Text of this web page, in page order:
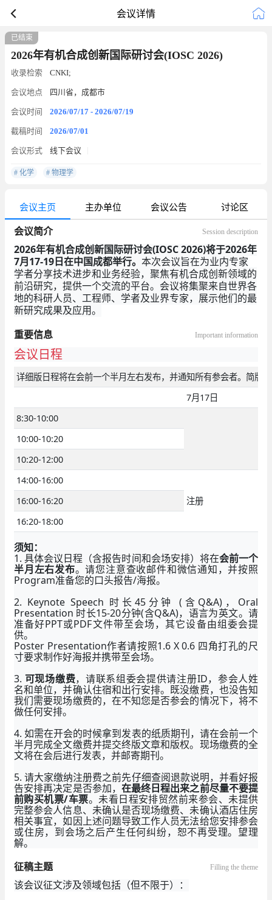
会议详情
已结束
2026年有机合成创新国际研讨会(IOSC 2026)
收录检索 CNKI;
会议地点 四川省，成都市
会议时间 2026/07/17 - 2026/07/19
截稿时间 2026/07/01
会议形式 线下会议
# 化学 # 物理学
会议主页 主办单位 会议公告 讨论区
会议简介 Session description
2026年有机合成创新国际研讨会(IOSC 2026)将于2026年
7月17-19日在中国成都举行。本次会议旨在为业内专家
学者分享技术进步和业务经验，聚焦有机合成创新领域的
前沿研究，提供一个交流的平台。会议将集聚来自世界各
地的科研人员、工程师、学者及业界专家，展示他们的最
新研究成果及应用。
重要信息 Important information
会议日程
详细版日程将在会前一个半月左右发布，并通知所有参会者。简版
7月17日
8:30-10:00
10:00-10:20
10:20-12:00
14:00-16:00
注册
16:00-16:20
16:20-18:00
须知：
1. 具体会议日程（含报告时间和会场安排）将在会前一个
半月左右发布。请您注意查收邮件和微信通知，并按照
Program准备您的口头报告/海报。
2. Keynote Speech 时长45分钟 (含Q&A)，Oral
Presentation 时长15-20分钟(含Q&A)，语言为英文。请
准备好PPT或PDF文件带至会场，其它设备由组委会提
供。
Poster Presentation作者请按照1.6 X 0.6 四角打孔的尺
寸要求制作好海报并携带至会场。
3. 可现场缴费，请联系组委会提供请注册ID，参会人姓
名和单位，并确认住宿和出行安排。既没缴费，也没告知
我们需要现场缴费的，在不知您是否参会的情况下，将不
做任何安排。
4. 如需在开会的时候拿到发表的纸质期刊，请在会前一个
半月完成全文缴费并提交终版文章和版权。现场缴费的全
文将在会后进行发表，并邮寄期刊。
5. 请大家缴纳注册费之前先仔细查阅退款说明，并看好报
告安排再决定是否参加， 在最终日程出来之前尽量不要提
前购买机票/车票。未看日程安排贸然前来参会、未提供
完整参会人信息、未确认是否现场缴费、未确认酒店住房
相关事宜，如因上述问题导致工作人员无法给您安排参会
或住房，到会场之后产生任何纠纷，恕不再受理。望理
解。
征稿主题 Filling the theme
该会议征文涉及领域包括（但不限于）：